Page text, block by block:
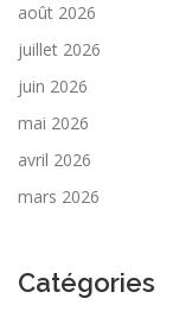
août 2026
juillet 2026
juin 2026
mai 2026
avril 2026
mars 2026
Catégories